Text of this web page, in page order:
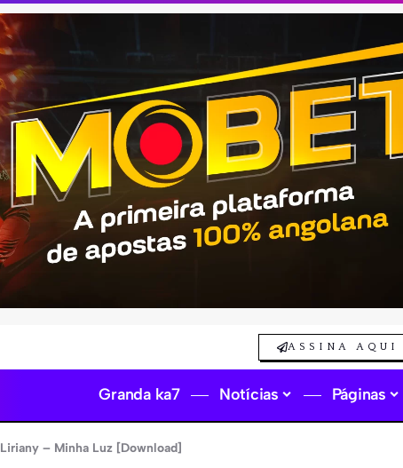
ASSINA AQUI
Granda ka7 Notícias Páginas
Liriany – Minha Luz [Download]